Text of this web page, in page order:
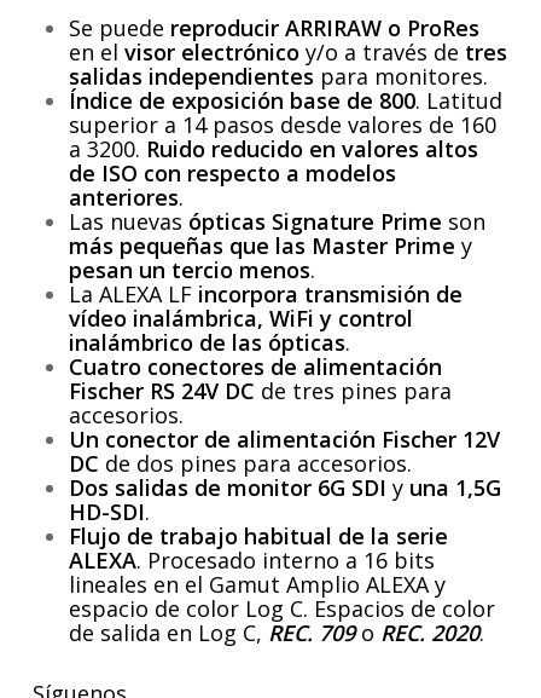
Se puede reproducir ARRIRAW o ProRes
en el visor electrónico y/o a través de tres
salidas independientes para monitores.
Índice de exposición base de 800. Latitud
superior a 14 pasos desde valores de 160
a 3200. Ruido reducido en valores altos
de ISO con respecto a modelos
anteriores.
Las nuevas ópticas Signature Prime son
más pequeñas que las Master Prime y
pesan un tercio menos.
La ALEXA LF incorpora transmisión de
vídeo inalámbrica, WiFi y control
inalámbrico de las ópticas.
Cuatro conectores de alimentación
Fischer RS 24V DC de tres pines para
accesorios.
Un conector de alimentación Fischer 12V
DC de dos pines para accesorios.
Dos salidas de monitor 6G SDI y una 1,5G
HD-SDI.
Flujo de trabajo habitual de la serie
ALEXA. Procesado interno a 16 bits
lineales en el Gamut Amplio ALEXA y
espacio de color Log C. Espacios de color
de salida en Log C, REC. 709o REC. 2020.